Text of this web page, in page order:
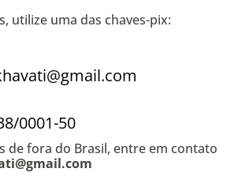
utilize uma das chaves-pix:
0001-50
de fora do Brasil, entre em contato